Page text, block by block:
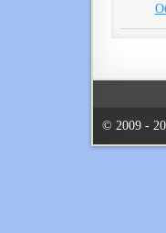
© 2009 -